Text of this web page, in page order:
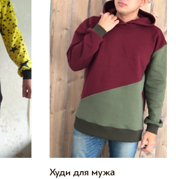
Худи для мужа